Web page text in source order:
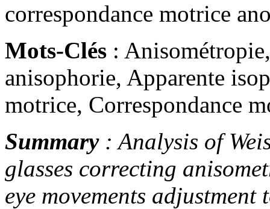
correspondance motrice
Mots-Clés :
anisophorie, Apparente
motrice, Correspondance
Summary : Analysis of
glasses correcting
eye movements